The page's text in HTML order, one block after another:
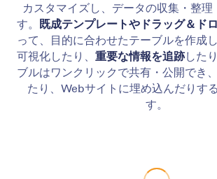
カスタマイズし、データの収集・整理
す。 既成テンプレートやドラッグ＆ド
って、目的に合わせたテーブルを作成
可視化したり、 重要な情報を追跡した
ブルはワンクリックで共有・公開でき
たり、Webサイトに埋め込んだりす
す。